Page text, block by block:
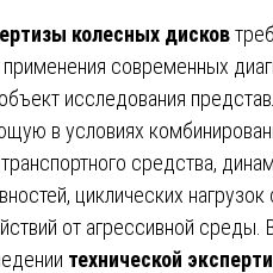
колесных дисков
современных
исследования
в условиях
средства,
циклических нагрузок
от агрессивной среды.
технической